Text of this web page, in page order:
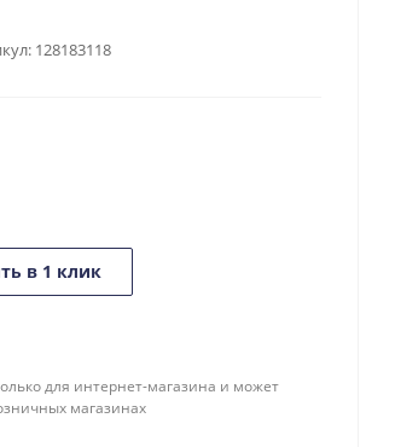
128183118
в 1 клик
для интернет-магазина и может
магазинах